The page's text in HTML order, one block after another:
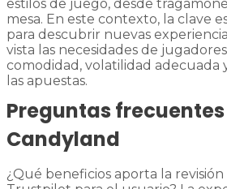
estilos de juego, desde
mesa. En este contexto, la clave
para descubrir nuevas
vista las necesidades de
comodidad, volatilidad adecuada
las apuestas.
Preguntas
Candyland
¿Qué beneficios aporta la